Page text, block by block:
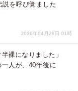
を呼び覚ました
2026年04月29日 01時
裸になりました」
人が、40年後に